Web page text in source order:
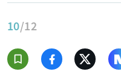
10/12